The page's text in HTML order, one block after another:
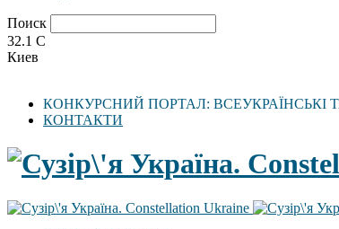
Поиск
32.1 C
Киев
КОНКУРСНИЙ ПОРТАЛ: ВСЕУКРАЇНСЬКІ
КОНТАКТИ